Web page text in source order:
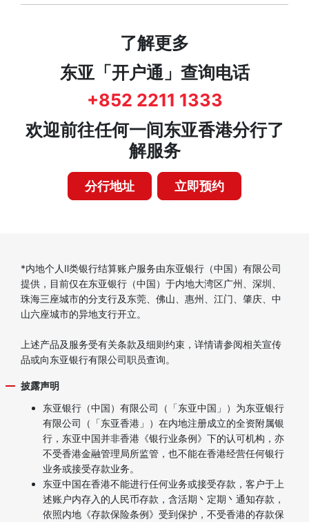
了解更多
东亚「开户通」查询电话
+852 2211 1333
欢迎前往任何一间东亚香港分行了
解服务
分行地址 立即预约
*内地个人Ⅱ类银行结算账户服务由东亚银行（中国）有限公司
提供，目前仅在东亚银行（中国）于内地大湾区广州、深圳、
珠海三座城市的分支行及东莞、佛山、惠州、江门、肇庆、中
山六座城市的异地支行开立。
上述产品及服务受有关条款及细则约束，详情请参阅相关宣传
品或向东亚银行有限公司职员查询。
披露声明
东亚银行（中国）有限公司（「东亚中国」）为东亚银行
有限公司（「东亚香港」）在内地注册成立的全资附属银
行，东亚中国并非香港《银行业条例》下的认可机构，亦
不受香港金融管理局所监管，也不能在香港经营任何银行
业务或接受存款业务。
东亚中国在香港不能进行任何业务或接受存款，客户于上
述账户内存入的人民币存款，含活期丶定期丶通知存款，
依照内地《存款保险条例》受到保护，不受香港的存款保